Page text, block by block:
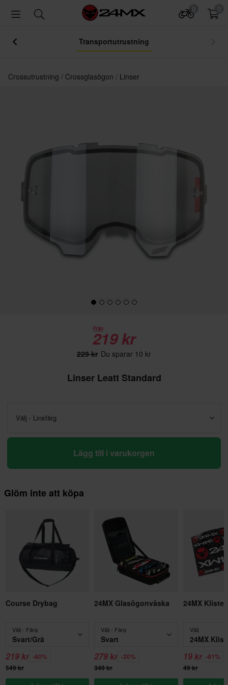
Transportutrustning
Crossutrustning Crossglasögon Linser
Från
219 kr
229 kr Du sparar 10 kr
Linser Leatt Standard
Välj - Linsfärg
Lägg till i varukorgen
Glöm inte att köpa
Course Drybag
Välj - Färg
Svart/Grå
219 kr -60%
549 kr
24MX Glasögonväska
Välj - Färg
Svart
279 kr -20%
349 kr
24MX
Välj
19 kr -61%
49 kr